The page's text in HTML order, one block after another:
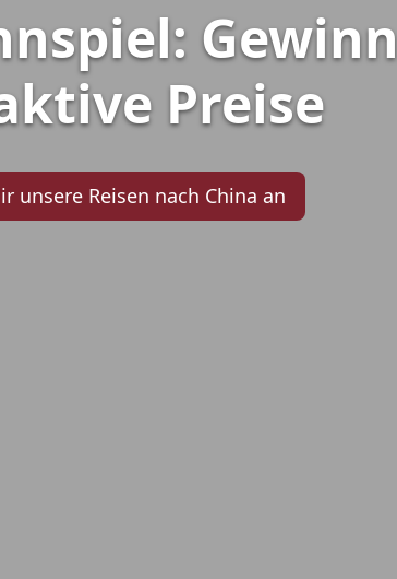
Preise
unsere Reisen nach China an